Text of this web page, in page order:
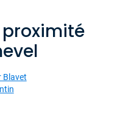
Blavet